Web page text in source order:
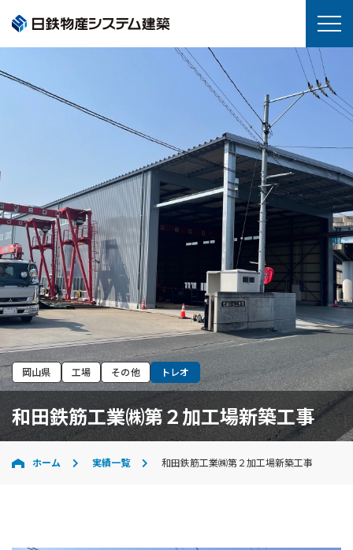
岡山県 工場 その他 トレオ
和田鉄筋工業㈱第２加工場新築工事
ホーム 実績一覧 和田鉄筋工業㈱第２加工場新築工事